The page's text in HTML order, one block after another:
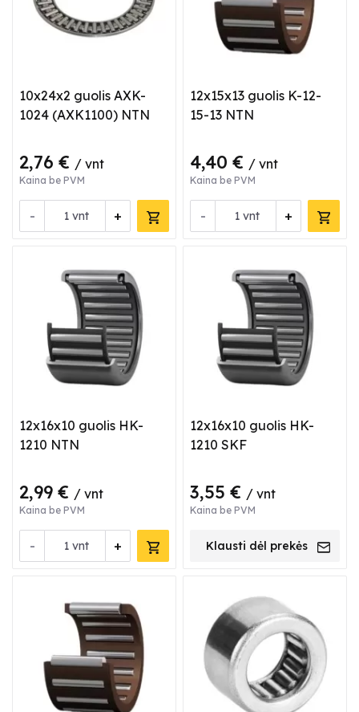
10x24x2 guolis AXK-
1024 (AXK1100) NTN
2,76 € / vnt
Kaina be PVM
- +
vnt
12x15x13 guolis K-12-
15-13 NTN
4,40 € / vnt
Kaina be PVM
- +
vnt
12x16x10 guolis HK-
1210 NTN
2,99 € / vnt
Kaina be PVM
- +
vnt
12x16x10 guolis HK-
1210 SKF
3,55 € / vnt
Kaina be PVM
Klausti dėl prekės